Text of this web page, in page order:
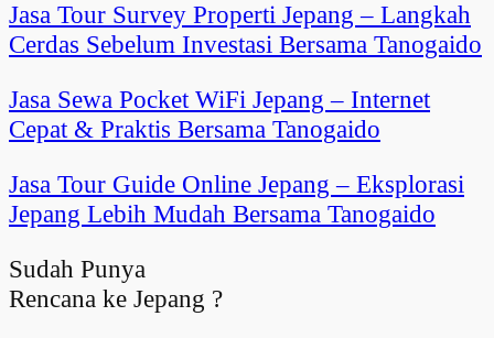
Jasa Tour Survey Properti Jepang – Langkah
Cerdas Sebelum Investasi Bersama Tanogaido
Jasa Sewa Pocket WiFi Jepang – Internet
Cepat & Praktis Bersama Tanogaido
Jasa Tour Guide Online Jepang – Eksplorasi
Jepang Lebih Mudah Bersama Tanogaido
Sudah Punya
Rencana ke Jepang ?